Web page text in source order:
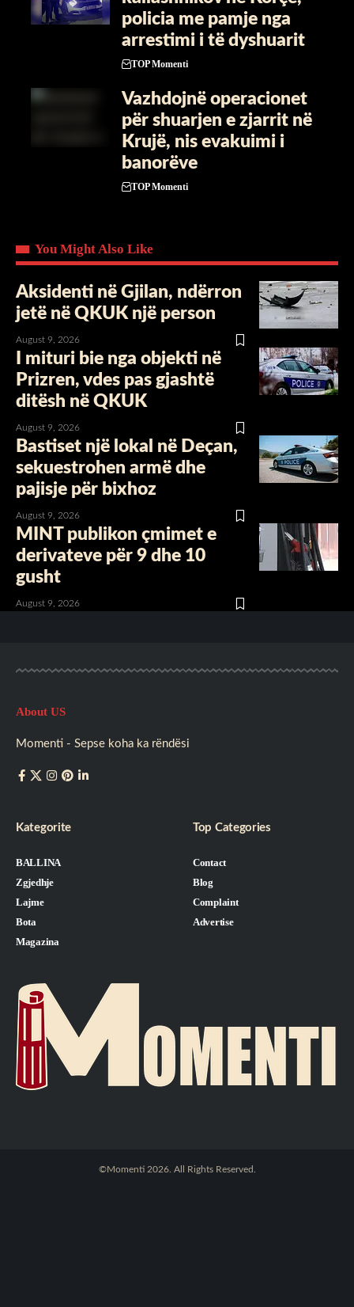
policia me pamje nga
arrestimi i të dyshuarit
TOP Momenti
Vazhdojnë operacionet
për shuarjen e zjarrit në
Krujë, nis evakuimi i
banorëve
TOP Momenti
You Might Also Like
Aksidenti në Gjilan, ndërron
jetë në QKUK një person
August 9, 2026
I mituri bie nga objekti në
Prizren, vdes pas gjashtë
ditësh në QKUK
August 9, 2026
Bastiset një lokal në Deçan,
sekuestrohen armë dhe
pajisje për bixhoz
August 9, 2026
MINT publikon çmimet e
derivateve për 9 dhe 10
gusht
August 9, 2026
About US
Momenti - Sepse koha ka rëndësi
Kategorite
BALLINA
Zgjedhje
Lajme
Bota
Magazina
Top Categories
Contact
Blog
Complaint
Advertise
©Momenti 2026. All Rights Reserved.